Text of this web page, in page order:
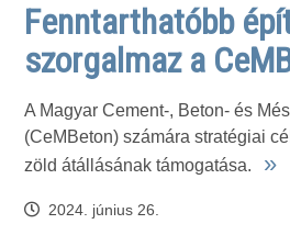
Fenntarthatóbb
szorgalmaz a
A Magyar Cement-, Beton- és
(CeMBeton) számára stratégiai
zöld átállásának támogatása.
»
2024. június 26.